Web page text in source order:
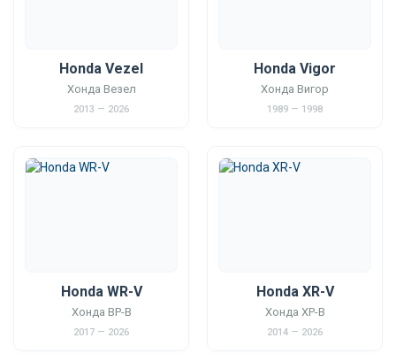
Honda Vezel
Хонда Везел
2013 — 2026
Honda Vigor
Хонда Вигор
1989 — 1998
Honda WR-V
Хонда ВР-В
2017 — 2026
Honda XR-V
Хонда ХР-В
2014 — 2026